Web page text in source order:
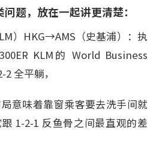
题，放在一起讲更清楚：
）HKG→AMS（史基浦）：执
KLM的 World Business
全平躺，
意味着靠窗乘客要去洗手间就
1-2-1 反鱼骨之间最直观的差